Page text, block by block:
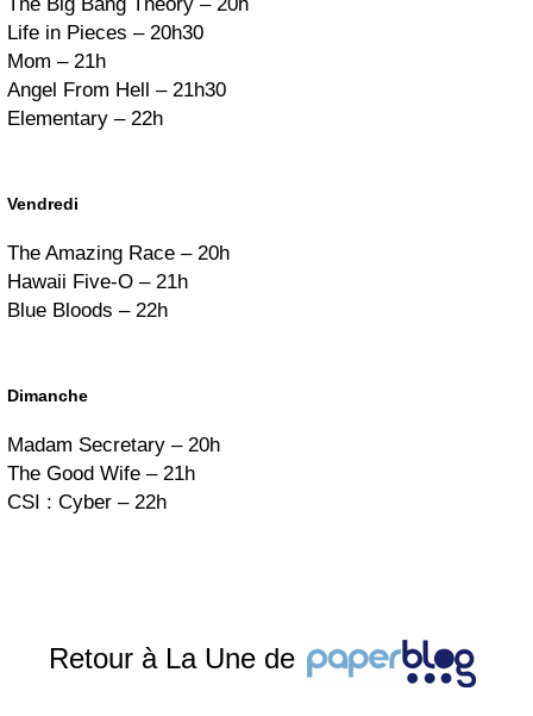
Life in Pieces – 20h30
Mom – 21h
Angel From Hell – 21h30
Elementary – 22h
Vendredi
The Amazing Race – 20h
Hawaii Five-O – 21h
Blue Bloods – 22h
Dimanche
Madam Secretary – 20h
The Good Wife – 21h
CSI : Cyber – 22h
Retour à La Une de